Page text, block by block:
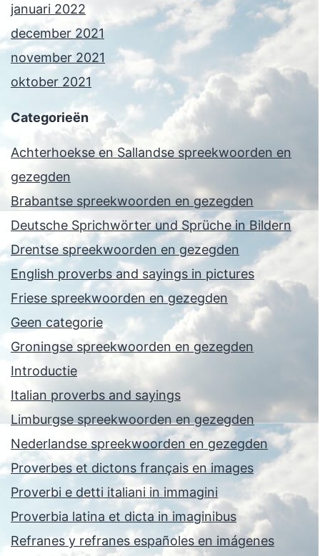
januari 2022
december 2021
november 2021
oktober 2021
Categorieën
Achterhoekse en Sallandse spreekwoorden en
gezegden
Brabantse spreekwoorden en gezegden
Deutsche Sprichwörter und Sprüche in Bildern
Drentse spreekwoorden en gezegden
English proverbs and sayings in pictures
Friese spreekwoorden en gezegden
Geen categorie
Groningse spreekwoorden en gezegden
Introductie
Italian proverbs and sayings
Limburgse spreekwoorden en gezegden
Nederlandse spreekwoorden en gezegden
Proverbes et dictons français en images
Proverbi e detti italiani in immagini
Proverbia latina et dicta in imaginibus
Refranes y refranes españoles en imágenes